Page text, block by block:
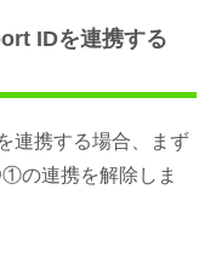
IDを連携する
連携する場合、まず
の連携を解除しま